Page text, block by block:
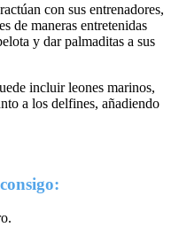
con sus entrenadores,
de maneras entretenidas
y dar palmaditas a sus
incluir leones marinos,
a los delfines, añadiendo